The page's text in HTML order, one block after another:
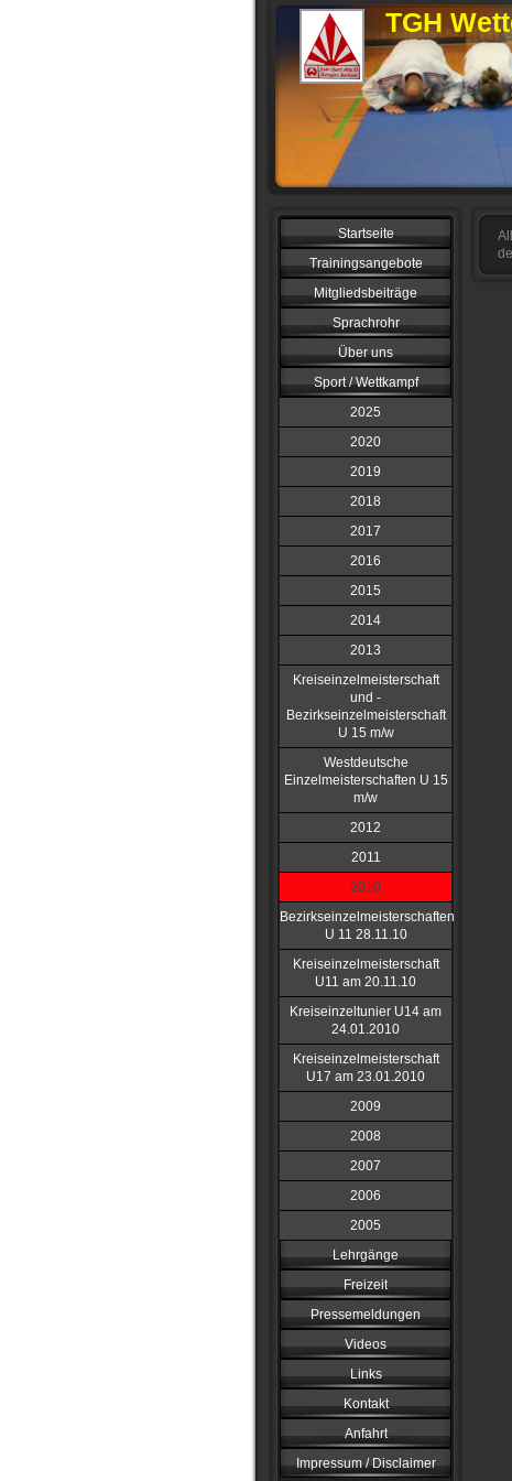
TGH
Startseite
Trainingsangebote
Mitgliedsbeiträge
Sprachrohr
Über uns
Sport / Wettkampf
2025
2020
2019
2018
2017
2016
2015
2014
2013
Kreiseinzelmeisterschaft
und -
Bezirkseinzelmeisterschaft
U 15 m/w
Westdeutsche
Einzelmeisterschaften U 15
m/w
2012
2011
2010
Bezirkseinzelmeisterschaften
U 11 28.11.10
Kreiseinzelmeisterschaft
U11 am 20.11.10
Kreiseinzeltunier U14 am
24.01.2010
Kreiseinzelmeisterschaft
U17 am 23.01.2010
2009
2008
2007
2006
2005
Lehrgänge
Freizeit
Pressemeldungen
Videos
Links
Kontakt
Anfahrt
Impressum / Disclaimer